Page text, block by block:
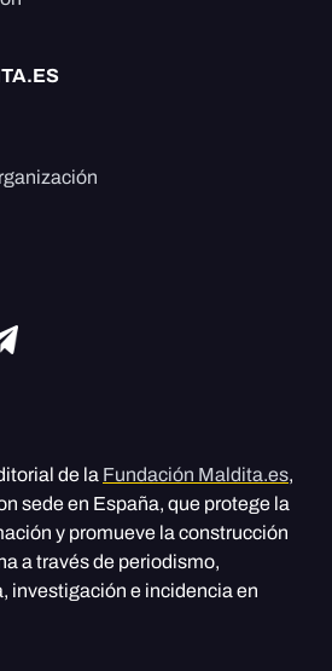
de la Fundación Maldita.es,
sede en España, que protege la
y promueve la construcción
a través de periodismo,
investigación e incidencia en